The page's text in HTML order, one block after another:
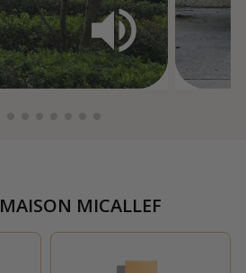
MAISON MICALLEF